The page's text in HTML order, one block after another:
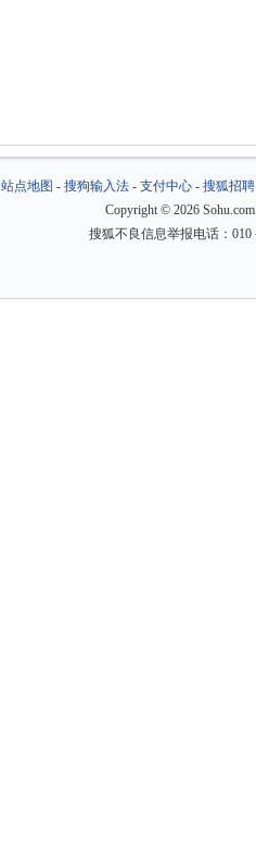
站点地图 - 搜狗输入法- 支付中心- 搜狐招聘
Copyright © 2026
搜狐不良信息举报电话：010